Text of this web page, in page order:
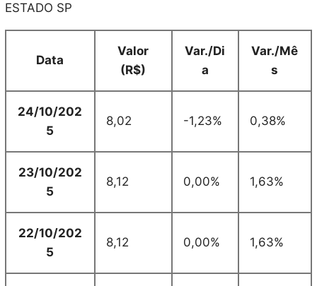
ESTADO SP
Data
Valor
(R$)
Var./Di
a
Var./Mê
s
24/10/202
5
8,02 -1,23% 0,38%
23/10/202
5
8,12 0,00% 1,63%
22/10/202
5
8,12 0,00% 1,63%